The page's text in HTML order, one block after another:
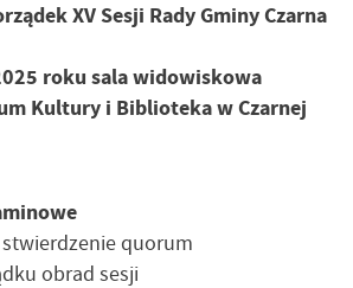
XV Sesji Rady Gminy Czarna
roku sala widowiskowa
Kultury i Biblioteka w Czarnej
quorum
obrad sesji